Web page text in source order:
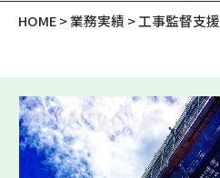
HOME>業務実績 >工事監督支援